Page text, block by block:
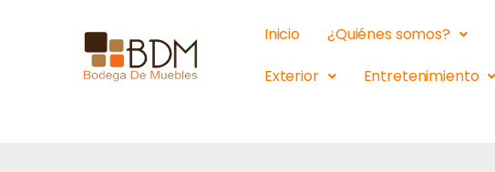
Inicio ¿Quiénes somos?
Exterior
Entretenimiento